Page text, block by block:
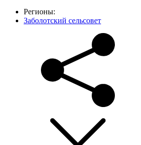
Регионы:
Заболотский сельсовет